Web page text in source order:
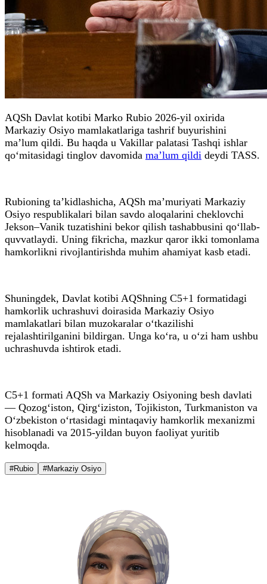
AQSh Davlat kotibi Marko Rubio 2026-yil oxirida
Markaziy Osiyo mamlakatlariga tashrif buyurishini
ma’lum qildi. Bu haqda u Vakillar palatasi Tashqi ishlar
qo‘mitasidagi tinglov davomida ma’lum qildi deydi TASS.
Rubioning ta’kidlashicha, AQSh ma’muriyati Markaziy
Osiyo respublikalari bilan savdo aloqalarini cheklovchi
Jekson–Vanik tuzatishini bekor qilish tashabbusini qo‘llab-
quvvatlaydi. Uning fikricha, mazkur qaror ikki tomonlama
hamkorlikni rivojlantirishda muhim ahamiyat kasb etadi.
Shuningdek, Davlat kotibi AQShning C5+1 formatidagi
hamkorlik uchrashuvi doirasida Markaziy Osiyo
mamlakatlari bilan muzokaralar o‘tkazilishi
rejalashtirilganini bildirgan. Unga ko‘ra, u o‘zi ham ushbu
uchrashuvda ishtirok etadi.
C5+1 formati AQSh va Markaziy Osiyoning besh davlati
— Qozog‘iston, Qirg‘iziston, Tojikiston, Turkmaniston va
O‘zbekiston o‘rtasidagi mintaqaviy hamkorlik mexanizmi
hisoblanadi va 2015-yildan buyon faoliyat yuritib
kelmoqda.
#Rubio #Markaziy Osiyo